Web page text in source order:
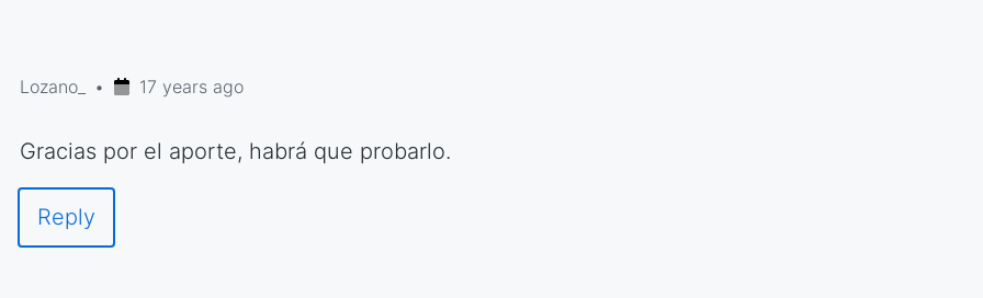
Lozano_ 17 years ago
Gracias por el aporte, habrá que probarlo.
Reply